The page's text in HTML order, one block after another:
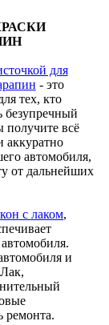
для
- это
тех, кто
безупречный
получите всё
аккуратно
автомобиля,
от дальнейших
с лаком,
и
ремонта.